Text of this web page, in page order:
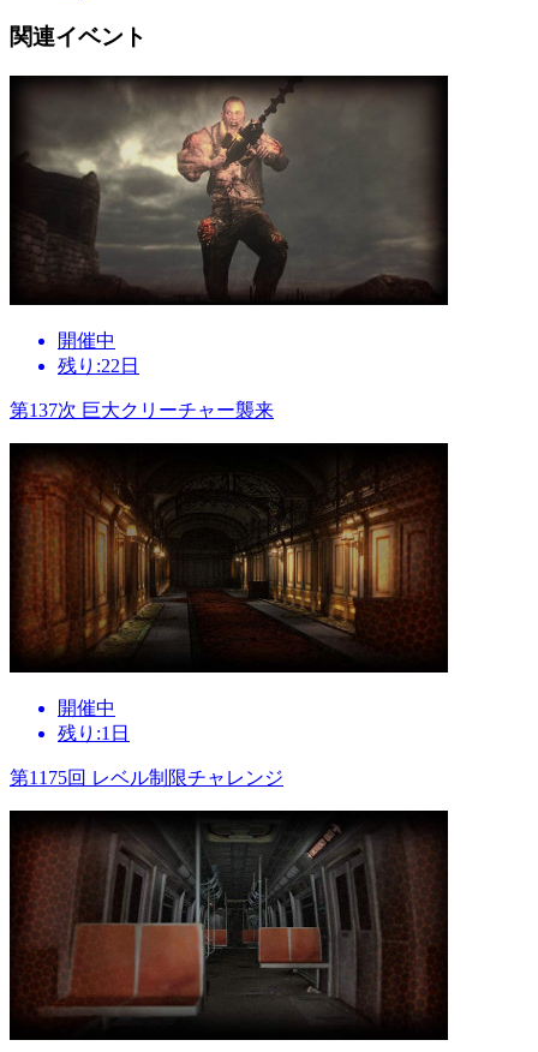
関連イベント
開催中
残り:22日
第137次 巨大クリーチャー襲来
開催中
残り:1日
第1175回 レベル制限チャレンジ